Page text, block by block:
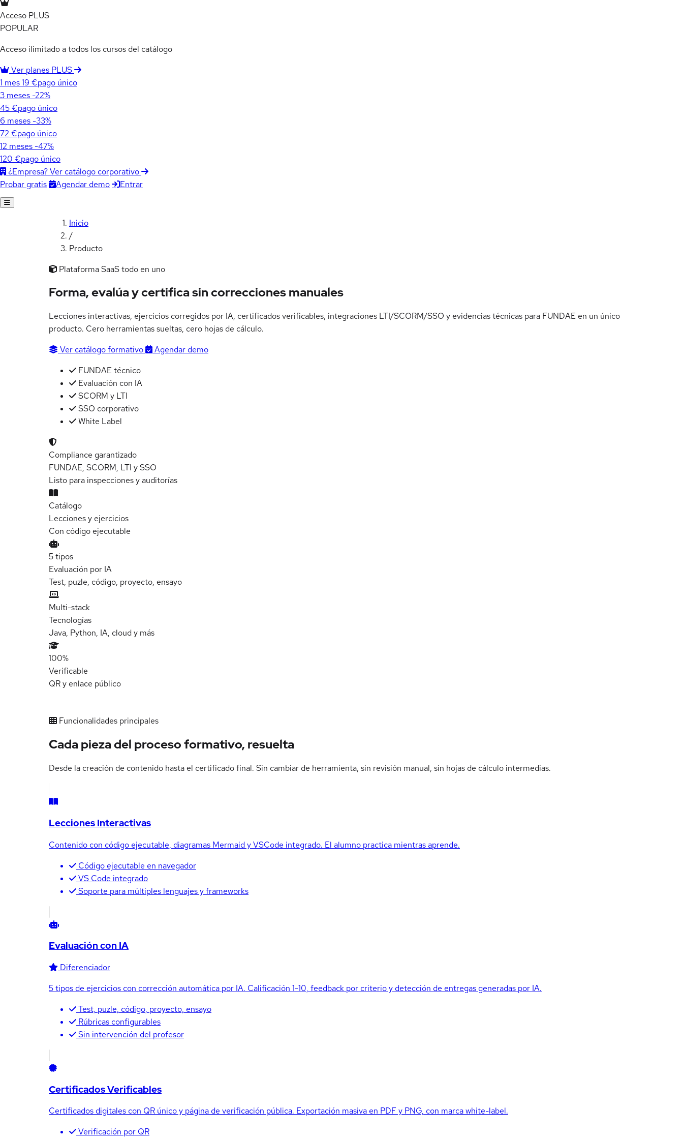
Acceso PLUS
POPULAR
Acceso ilimitado a todos los cursos del catálogo
Ver planes PLUS
1 mes19 €pago único
3 meses -22%
45 €pago único
6 meses -33%
72 €pago único
12 meses -47%
120 €pago único
¿Empresa? Ver catálogo corporativo
Probar gratis
Agendar demo Entrar
Inicio
/
Producto
Plataforma SaaS todo en uno
Forma, evalúa y certificasin correcciones manuales
Lecciones interactivas, ejercicios corregidos por IA, certificados verificables, integraciones LTI/SCORM/SSO y evidencias técnicas para FUNDAE en un único
producto. Cero herramientas sueltas, cero hojas de cálculo.
Ver catálogo formativo
Agendar demo
FUNDAE técnico
Evaluación con IA
SCORM y LTI
SSO corporativo
White Label
Compliance garantizado
FUNDAE, SCORM, LTI y SSO
Listo para inspecciones y auditorías
Catálogo
Lecciones y ejercicios
Con código ejecutable
5 tipos
Evaluación por IA
Test, puzle, código, proyecto, ensayo
Multi-stack
Tecnologías
Java, Python, IA, cloud y más
100%
Verificable
QR y enlace público
Funcionalidades principales
Cada pieza del proceso formativo, resuelta
Desde la creación de contenido hasta el certificado final. Sin cambiar de herramienta, sin revisión manual, sin hojas de cálculo intermedias.
Lecciones Interactivas
Contenido con código ejecutable, diagramas Mermaid y VSCode integrado. El alumno practica mientras aprende.
Código ejecutable en navegador
VS Code integrado
Soporte para múltiples lenguajes y frameworks
Evaluación con IA
Diferenciador
5 tipos de ejercicios con corrección automática por IA. Calificación 1-10, feedback por criterio y detección de entregas generadas por IA.
Test, puzle, código, proyecto, ensayo
Rúbricas configurables
Sin intervención del profesor
Certificados Verificables
Certificados digitales con QR único y página de verificación pública. Exportación masiva en PDF y PNG, con marca white-label.
Verificación por QR